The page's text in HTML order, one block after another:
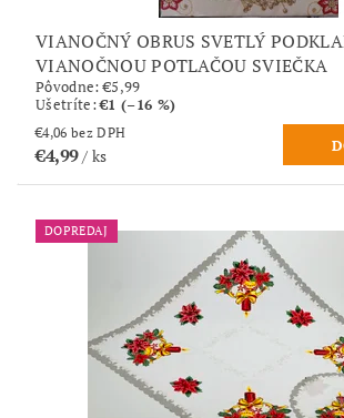
VIANOČNÝ OBRUS SVETLÝ
VIANOČNOU POTLAČOU SVIEČKA
Pôvodne:€5,99
Ušetríte:€1 (–16 %)
€4,06 bez DPH
€4,99/ ks
DOPREDAJ